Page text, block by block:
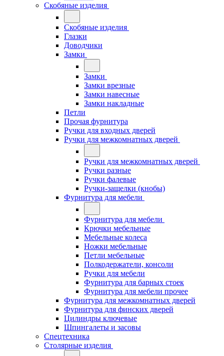
Скобяные изделия
Скобяные изделия
Глазки
Доводчики
Замки
Замки
Замки врезные
Замки навесные
Замки накладные
Петли
Прочая фурнитура
Ручки для входных дверей
Ручки для межкомнатных дверей
Ручки для межкомнатных дверей
Ручки разные
Ручки фалевые
Ручки-защелки (кнобы)
Фурнитура для мебели
Фурнитура для мебели
Крючки мебельные
Мебельные колеса
Ножки мебельные
Петли мебельные
Полкодержатели, консоли
Ручки для мебели
Фурнитура для барных стоек
Фурнитура для мебели прочее
Фурнитура для межкомнатных дверей
Фурнитура для финских дверей
Цилиндры ключевые
Шпингалеты и засовы
Спецтехника
Столярные изделия